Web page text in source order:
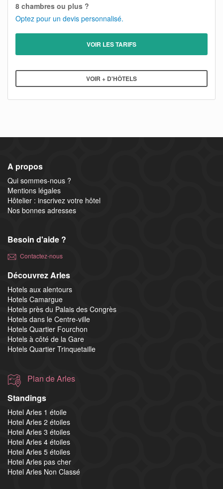
8 chambres ou plus ?
Optez pour un devis personnalisé.
VOIR LES TARIFS
VOIR + D'HÔTELS
A propos
Qui sommes-nous ?
Mentions légales
Hôtelier : inscrivez votre hôtel
Nos bonnes adresses
Besoin d'aide ?
Contactez-nous
Découvrez Arles
Hotels aux alentours
Hotels Camargue
Hotels près du Palais des Congrès
Hotels dans le Centre-ville
Hotels Quartier Fourchon
Hotels à côté de la Gare
Hotels Quartier Trinquetaille
Plan de Arles
Standings
Hotel Arles 1 étoile
Hotel Arles 2 étoiles
Hotel Arles 3 étoiles
Hotel Arles 4 étoiles
Hotel Arles 5 étoiles
Hotel Arles pas cher
Hotel Arles Non Classé